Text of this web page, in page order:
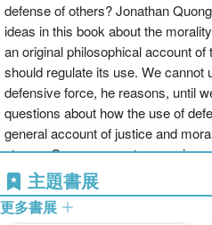
defense of others? Jonathan
ideas in this book about the
an original philosophical account
should regulate its use. We cannot
defensive force, he reasons, until
questions about how the use of
general account of justice and
stance, Quong presents new
necessity. He argues that self-
on the basis of an agent-relative
to one''s own life and interests,
主題書展
更多書展